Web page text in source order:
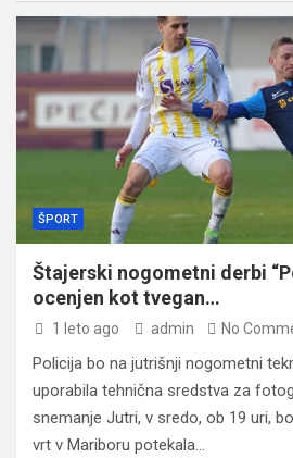
ŠPORT
Štajerski nogometni derbi
ocenjen kot tvegan…
1 leto ago admin No
Policija bo na jutrišnji nogometni
uporabila tehnična sredstva za
snemanje Jutri, v sredo, ob 19 uri,
vrt v Mariboru potekala…